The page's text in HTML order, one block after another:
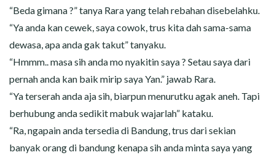
“Beda gimana ?” tanya Rara yang telah rebahan disebelahku.
“Ya anda kan cewek, saya cowok, trus kita dah sama-sama
dewasa, apa anda gak takut” tanyaku.
“Hmmm.. masa sih anda mo nyakitin saya ? Setau saya dari
pernah anda kan baik mirip saya Yan.” jawab Rara.
“Ya terserah anda aja sih, biarpun menurutku agak aneh. Tapi
berhubung anda sedikit mabuk wajarlah” kataku.
“Ra, ngapain anda tersedia di Bandung, trus dari sekian
banyak orang di bandung kenapa sih anda minta saya yang